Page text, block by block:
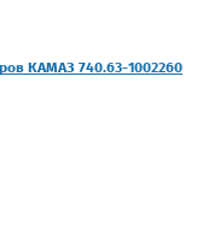
КАМАЗ 740.63-1002260